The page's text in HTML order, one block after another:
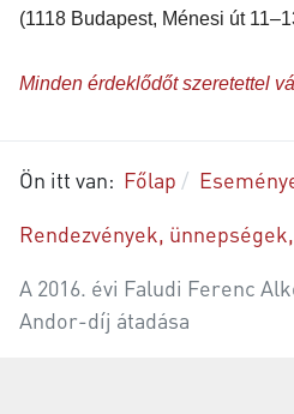
(1118 Budapest, Ménesi út
Minden érdeklődőt szeretettel
Ön itt van: Főlap
Rendezvények,
A 2016. évi Faludi Ferenc
Andor-díj átadása